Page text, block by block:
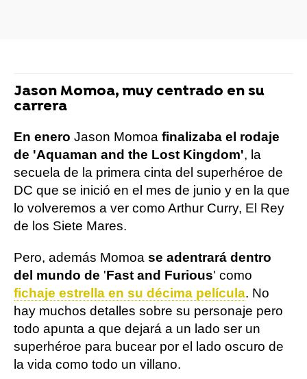
Jason Momoa, muy centrado en su
carrera
En enero Jason Momoa finalizaba el rodaje
de 'Aquaman and the Lost Kingdom', la
secuela de la primera cinta del superhéroe de
DC que se inició en el mes de junio y en la que
lo volveremos a ver como Arthur Curry, El Rey
de los Siete Mares.
Pero, además Momoa se adentrará dentro
del mundo de 'Fast and Furious' como
fichaje estrella en su décima película. No
hay muchos detalles sobre su personaje pero
todo apunta a que dejará a un lado ser un
superhéroe para bucear por el lado oscuro de
la vida como todo un villano.